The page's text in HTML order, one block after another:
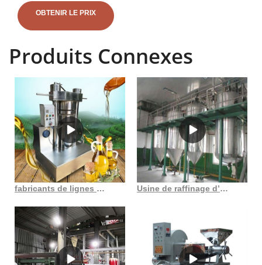
commerciales extraient l'huile des graines prétraitées par
OBTENIR LE PRIX
Produits Connexes
fabricants de lignes de production d’huile de sésame Usine de raffinage d’huile végétale Raffinage d’huile végétale au Sénégal